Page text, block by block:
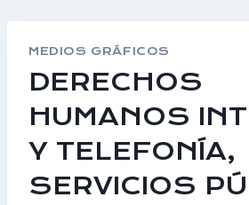
MEDIOS GRÁFICOS
DERECHOS
HUMANOS
Y TELEFONÍA,
SERVICIOS